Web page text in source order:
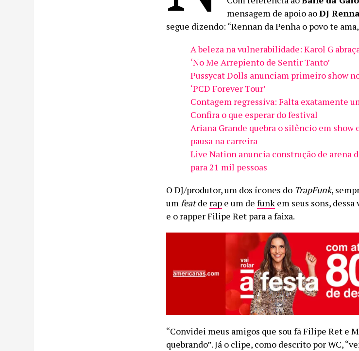
mensagem de apoio aoDJ
segue dizendo: “Rennan da Penha o povo te
A beleza na vulnerabilidade: Karol G
‘No Me Arrepiento de Sentir Tanto’
Pussycat Dolls anunciam primeiro show
‘PCD Forever Tour’
Contagem regressiva: Falta exatamente
Confira o que esperar do festival
Ariana Grande quebra o silêncio em show
pausa na carreira
Live Nation anuncia construção de arena
para 21 mil pessoas
O DJ/produtor, um dos ícones do TrapFunk,
umfeatde rap e um de funk em seus sons,
e o rapper Filipe Ret para a faixa.
“Convidei meus amigos que sou fã Filipe Ret e
quebrando”. Já o clipe, como descrito por WC,